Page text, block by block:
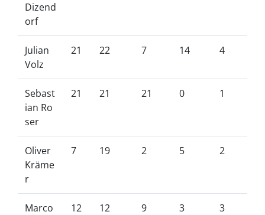
Dizend
orf
Julian
Volz
21 22 7 14 4
Sebast
ian Ro
ser
21 21 21 0 1
Oliver
Kräme
r
7 19 2 5 2
Marco
12 12 9 3 3